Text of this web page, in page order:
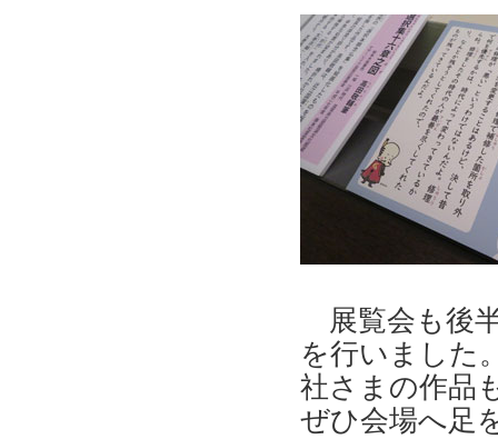
展覧会も後
を行いました
社さまの作品
ぜひ会場へ足